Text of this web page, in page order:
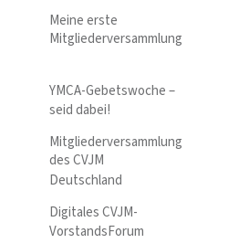
Meine erste
Mitgliederversammlung
YMCA-Gebetswoche –
seid dabei!
Mitgliederversammlung
des CVJM
Deutschland
Digitales CVJM-
VorstandsForum